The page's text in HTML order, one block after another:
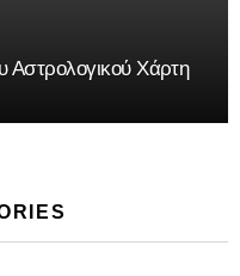
Αστρολογικού Χάρτη